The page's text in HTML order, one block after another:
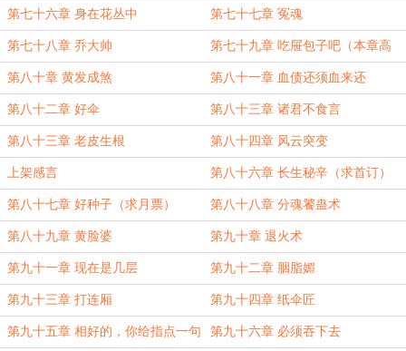
第七十六章 身在花丛中 第七十七章 冤魂
第七十八章 乔大帅 第七十九章 吃屉包子吧（本章高
能）
第八十章 黄发成煞 第八十一章 血债还须血来还
第八十二章 好伞 第八十三章 诸君不食言
第八十三章 老皮生根 第八十四章 风云突变
上架感言 第八十六章 长生秘辛（求首订）
第八十七章 好种子（求月票） 第八十八章 分魂饕蛊术
第八十九章 黄脸婆 第九十章 退火术
第九十一章 现在是几层 第九十二章 胭脂媚
第九十三章 打连厢 第九十四章 纸伞匠
第九十五章 相好的，你给指点一句 第九十六章 必须吞下去